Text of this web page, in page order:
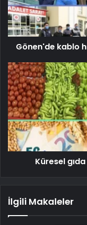
Gönen'de kablo
Küresel
İlgili Makaleler